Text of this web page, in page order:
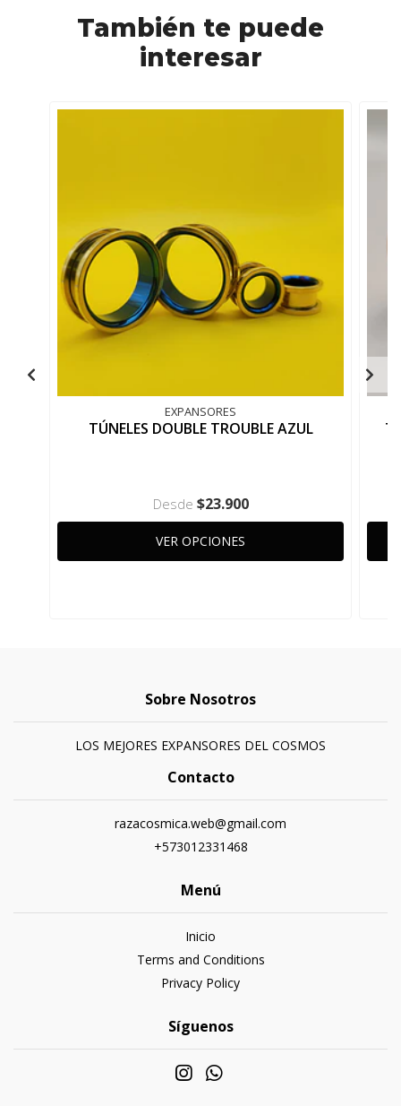
También te puede
interesar
EXPANSORES
TÚNELES DOUBLE TROUBLE AZUL
Desde $23.900
VER OPCIONES
Sobre Nosotros
LOS MEJORES EXPANSORES DEL COSMOS
Contacto
razacosmica.web@gmail.com
+573012331468
Menú
Inicio
Terms and Conditions
Privacy Policy
Síguenos